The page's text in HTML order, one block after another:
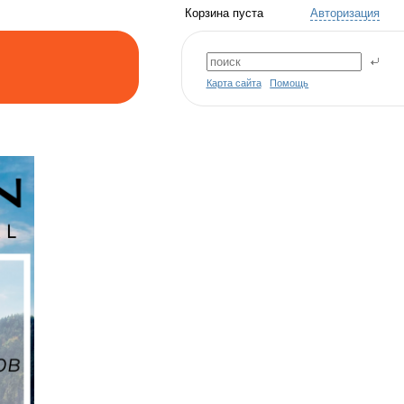
Авторизация
Корзина пуста
Карта сайта Помощь